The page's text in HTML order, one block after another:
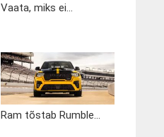
Vaata, miks ei...
Ram tõstab Rumble...